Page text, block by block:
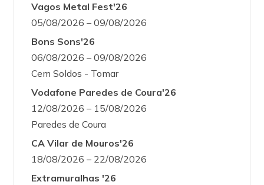
Vagos Metal Fest'26
05/08/2026 – 09/08/2026
Bons Sons'26
06/08/2026 – 09/08/2026
Cem Soldos - Tomar
Vodafone Paredes de Coura'26
12/08/2026 – 15/08/2026
Paredes de Coura
CA Vilar de Mouros'26
18/08/2026 – 22/08/2026
Extramuralhas '26